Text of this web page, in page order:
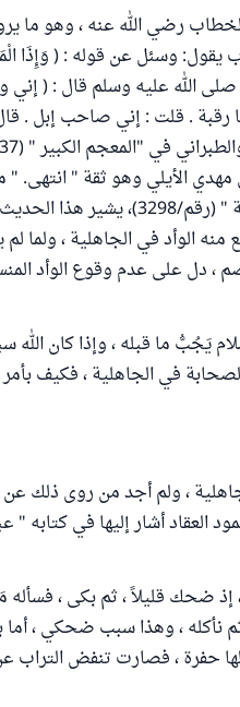
رضي الله عنه ، وهو ما
يقول: وسئل عن قوله : ( وَإِذَا
الله صلى الله عليه وسلم قال : (
رقبة . قلت : إني صاحب إبل .
الأيلي وهو ثقة " انتهى.
الزوائد " (7/283)، وصححه الألباني في " السلسلة الصحيحة " (رقم/
الوأد في الجاهلية ، ولما لم
دل على عدم وقوع الوأد
يَجُبُّ ما قبله ، وإذا كان الله
في الجاهلية ، فكيف
، ولم أجد من روى ذلك
أشار إليها في كتابه "
إذ ضحك قليلاً ، ثم بكى ،
نأكله ، وهذا سبب ضحكي ، أما
حفرة ، فصارت تنفض التراب